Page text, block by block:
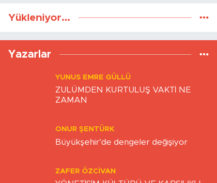
Yükleniyor...
Yazarlar
YUNUS EMRE GÜLLÜ
ZULÜMDEN KURTULUŞ VAKTİ NE
ZAMAN
ONUR ŞENTÜRK
Büyükşehir’de dengeler değişiyor
ZAFER ÖZCIVAN